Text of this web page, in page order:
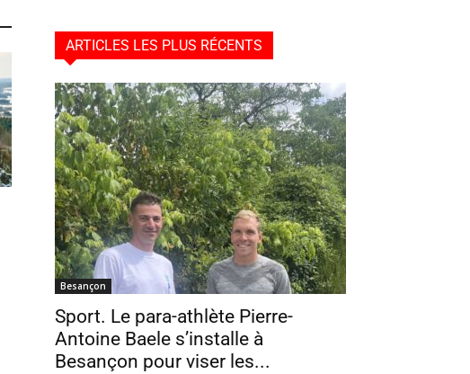
ARTICLES LES PLUS RÉCENTS
Besançon
Sport. Le para-athlète Pierre-
Antoine Baele s’installe à
Besançon pour viser les...